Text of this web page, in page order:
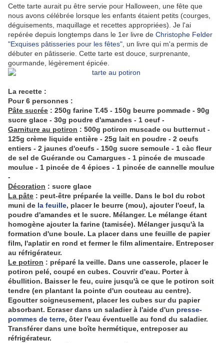
Cette tarte aurait pu être servie pour Halloween, une fête que
nous avons célébrée lorsque les enfants étaient petits (courges,
déguisements, maquillage et recettes appropriées). Je l'ai
repérée depuis longtemps dans le 1er livre de Christophe Felder
"Exquises pâtisseries pour les fêtes" , un livre qui m'a permis de
débuter en pâtisserie. Cette tarte est douce, surprenante,
gourmande, légèrement épicée.
La recette :
Pour 6 personnes :
Pâte sucrée : 250g farine T.45 - 150g beurre pommade - 90g
sucre glace - 30g poudre d'amandes - 1 oeuf -
Garniture au potiron : 500g potiron muscade ou butternut -
125g crème liquide entière - 25g lait en poudre - 2 oeufs
entiers - 2 jaunes d'oeufs - 150g sucre semoule - 1 càc fleur
de sel de Guérande ou Camargues - 1 pincée de muscade
moulue - 1 pincée de 4 épices - 1 pincée de cannelle moulue
-
Décoration : sucre glace
La pâte : peut-être préparée la veille. Dans le bol du robot
muni de la feuille, placer le beurre (mou), ajouter l'oeuf, la
poudre d'amandes et le sucre. Mélanger. Le mélange étant
homogène ajouter la farine (tamisée). Mélanger jusqu'à la
formation d'une boule. La placer dans une feuille de papier
film, l'aplatir en rond et fermer le film alimentaire. Entreposer
au réfrigérateur.
Le potiron : préparé la veille. Dans une casserole, placer le
potiron pelé, coupé en cubes. Couvrir d'eau. Porter à
ébullition. Baisser le feu, cuire jusqu'à ce que le potiron soit
tendre (en plantant la pointe d'un couteau au centre).
Egoutter soigneusement, placer les cubes sur du papier
absorbant. Ecraser dans un saladier à l'aide d'un presse-
pommes de terre, ôter l'eau éventuelle au fond du saladier.
Transférer dans une boîte hermétique, entreposer au
réfrigérateur.